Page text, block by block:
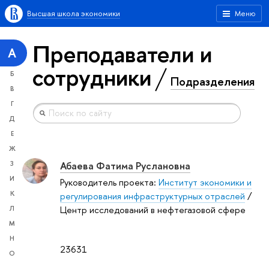
Меню
Высшая школа экономики
А
Б
В
Г
Д
Е
Ж
З
И
К
Л
М
Н
О
Преподаватели и
сотрудники Подразделения
23631
Абаева Фатима Руслановна
Руководитель проекта: Институт экономики и
регулирования инфраструктурных отраслей /
Центр исследований в нефтегазовой сфере